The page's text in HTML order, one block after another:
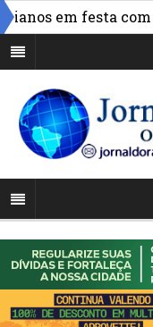
em festa com